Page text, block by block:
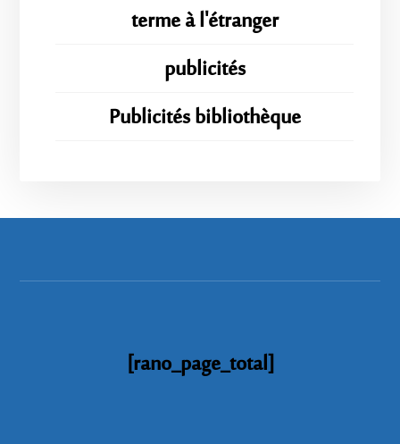
terme à l'étranger
publicités
Publicités bibliothèque
[rano_page_total]